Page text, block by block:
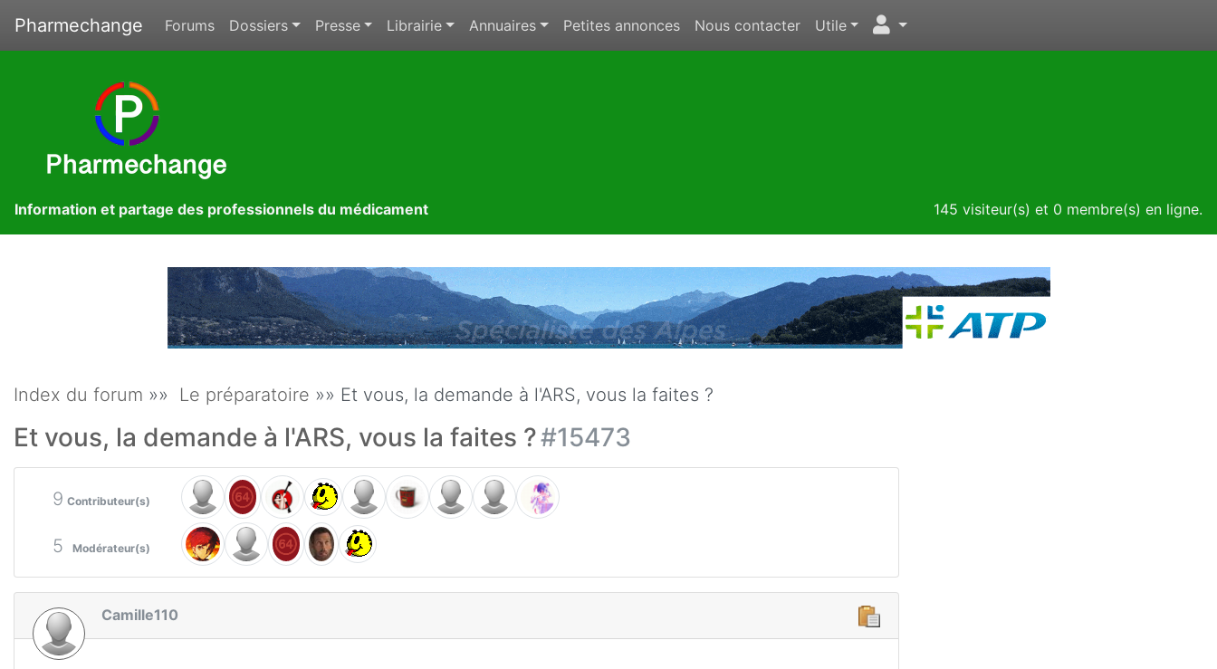
Pharmechange Forums Dossiers Presse Librairie Annuaires Petites annonces Nous contacter Utile
Information et partage des professionnels du médicament 145 visiteur(s) et 0 membre(s) en ligne.
Index du forum »» Le préparatoire »» Et vous, la demande à l'ARS, vous la faites ?
Et vous, la demande à l'ARS, vous la faites ?#15473
9 Contributeur(s)
5 Modérateur(s)
Camille110